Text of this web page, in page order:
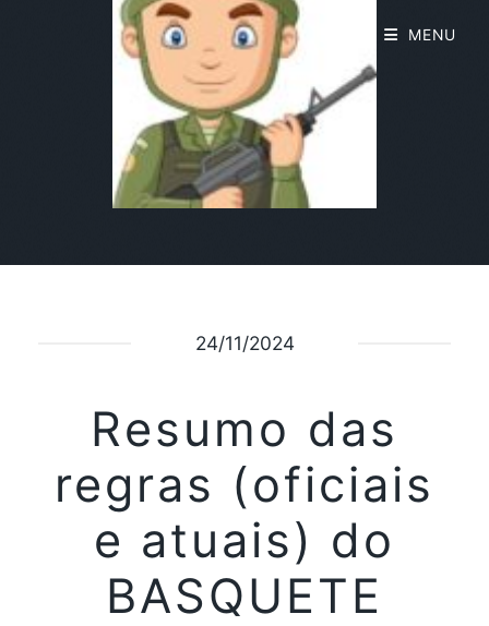
24/11/2024
Resumo das
regras (oficiais
e atuais) do
BASQUETE
MENU